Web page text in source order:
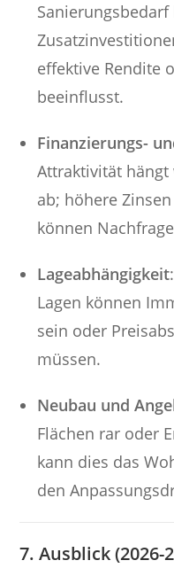
effektive Rendite
beeinflusst.
Finanzierungs-
Attraktivität
ab; höhere
können
Lageabhängigkeit
Lagen können
sein oder
müssen.
Neubau und
Flächen rar oder
kann dies das
den
7. Ausblick (2026-